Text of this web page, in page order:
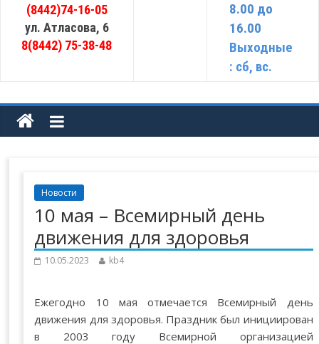
(8442)74-16-05
ул. Атласова, 6
8(8442) 75-38-48
8.00 до
16.00
Выходные
: сб, вс.
Новости
10 мая – Всемирный день
движения для здоровья
10.05.2023 kb4
Ежегодно 10 мая отмечается Всемирный день
движения для здоровья. Праздник был инициирован
в 2003 году Всемирной организацией